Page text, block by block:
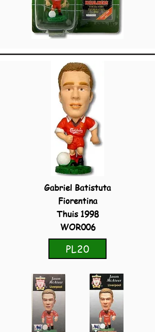
Gabriel Batistuta
Fiorentina
Thuis 1998
WOR006
PL20